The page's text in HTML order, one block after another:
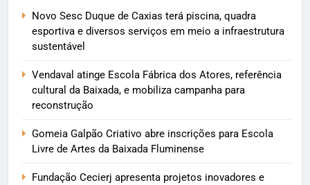
Novo Sesc Duque de Caxias terá piscina, quadra
esportiva e diversos serviços em meio a infraestrutura
sustentável
Vendaval atinge Escola Fábrica dos Atores, referência
cultural da Baixada, e mobiliza campanha para
reconstrução
Gomeia Galpão Criativo abre inscrições para Escola
Livre de Artes da Baixada Fluminense
Fundação Cecierj apresenta projetos inovadores e